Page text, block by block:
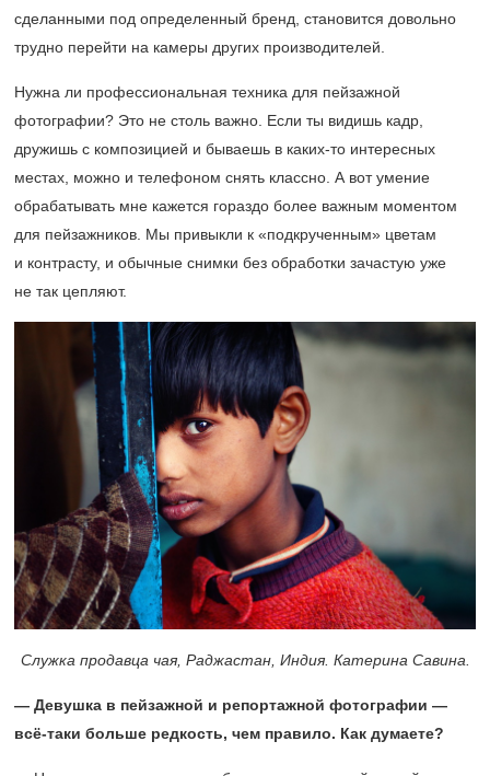
сделанными под определенный бренд, становится довольно
трудно перейти на камеры других производителей.
Нужна ли профессиональная техника для пейзажной
фотографии? Это не столь важно. Если ты видишь кадр,
дружишь с композицией и бываешь в каких-то интересных
местах, можно и телефоном снять классно. А вот умение
обрабатывать мне кажется гораздо более важным моментом
для пейзажников. Мы привыкли к «подкрученным» цветам
и контрасту, и обычные снимки без обработки зачастую уже
не так цепляют.
Служка продавца чая, Раджастан, Индия. Катерина Савина.
— Девушка в пейзажной и репортажной фотографии —
всё-таки больше редкость, чем правило. Как думаете?